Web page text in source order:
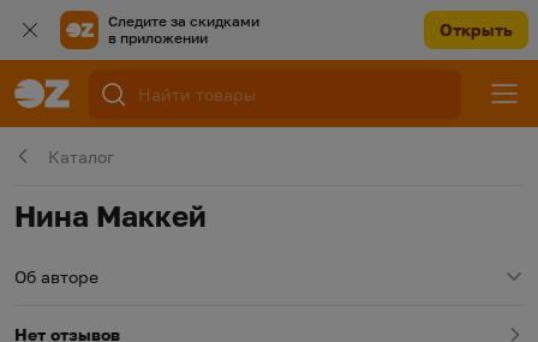
Следите за скидками
в приложении
Открыть
Каталог
Нина Маккей
Об авторе
Нет отзывов